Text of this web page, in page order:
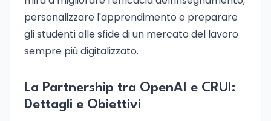
personalizzare l'apprendimento e preparare
gli studenti alle sfide di un mercato del lavoro
sempre più digitalizzato.
La Partnership tra OpenAI e CRUI:
Dettagli e Obiettivi